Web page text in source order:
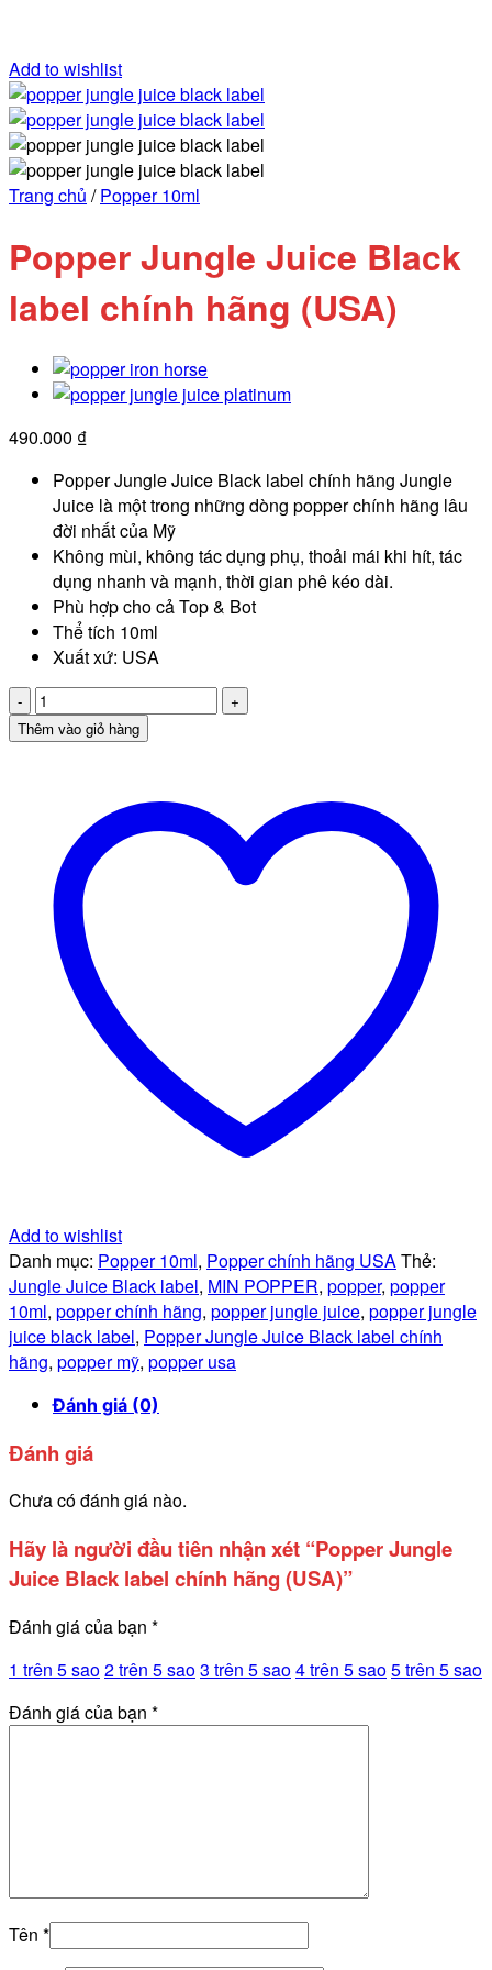
Add to wishlist
Trang chủ / Popper 10ml
Popper Jungle Juice Black
label chính hãng (USA)
490.000 ₫
Popper Jungle Juice Black label chính hãng Jungle
Juice là một trong những dòng popper chính hãng lâu
đời nhất của Mỹ
Không mùi, không tác dụng phụ, thoải mái khi hít, tác
dụng nhanh và mạnh, thời gian phê kéo dài.
Phù hợp cho cả Top & Bot
Thể tích 10ml
Xuất xứ: USA
Popper
Jungle
Juice
hãng
(USA)
lượng
Thêm vào giỏ hàng
Add to wishlist
Danh mục: Popper 10ml, Popper chính hãng USAThẻ:
Jungle Juice Black label, MIN POPPER, popper, popper
10ml, popper chính hãng, popper jungle juice, popper jungle
juice black label, Popper Jungle Juice Black label chính
hãng, popper mỹ, popper usa
Đánh giá (0)
Đánh giá
Chưa có đánh giá nào.
Hãy là người đầu tiên nhận xét “Popper Jungle
Juice Black label chính hãng (USA)”
Đánh giá của bạn *
1 trên 5 sao2 trên 5 sao3 trên 5 sao4 trên 5 sao5 trên 5 sao
Đánh giá của bạn *
Tên *